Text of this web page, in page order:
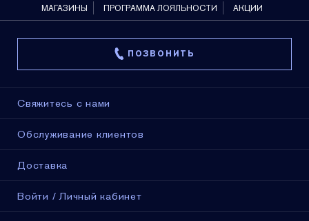
МАГАЗИНЫ ПРОГРАММА ЛОЯЛЬНОСТИ АКЦИИ
ПОЗВОНИТЬ
Свяжитесь с нами
Обслуживание клиентов
Доставка
Войти / Личный кабинет